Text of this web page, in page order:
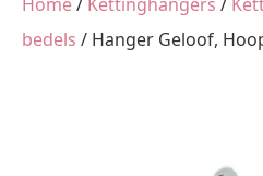
bedels / Hanger Geloof,